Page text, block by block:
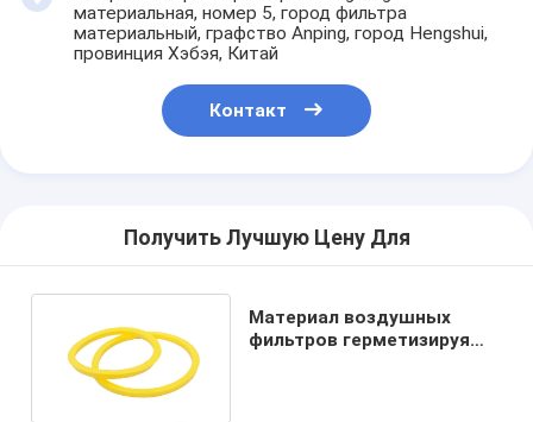
материальная, номер 5, город фильтра
материальный, графство Anping, город Hengshui,
провинция Хэбэя, Китай
Контакт
Получить Лучшую Цену Для
Материал воздушных
фильтров герметизируя